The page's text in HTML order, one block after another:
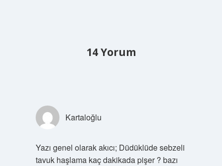
14 Yorum
Kartaloğlu
Yazı genel olarak akıcı; Düdüklüde sebzeli
tavuk haşlama kaç dakikada pişer ? bazı